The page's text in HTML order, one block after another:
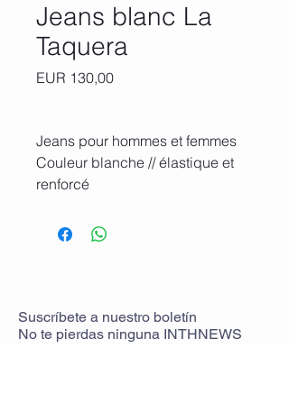
Jeans blanc La
Taquera
EUR 130,00Precio
Jeans pour hommes et femmes
Couleur blanche // élastique et
renforcé
Suscríbete a nuestro boletín
No te pierdas ninguna INTHNEWS